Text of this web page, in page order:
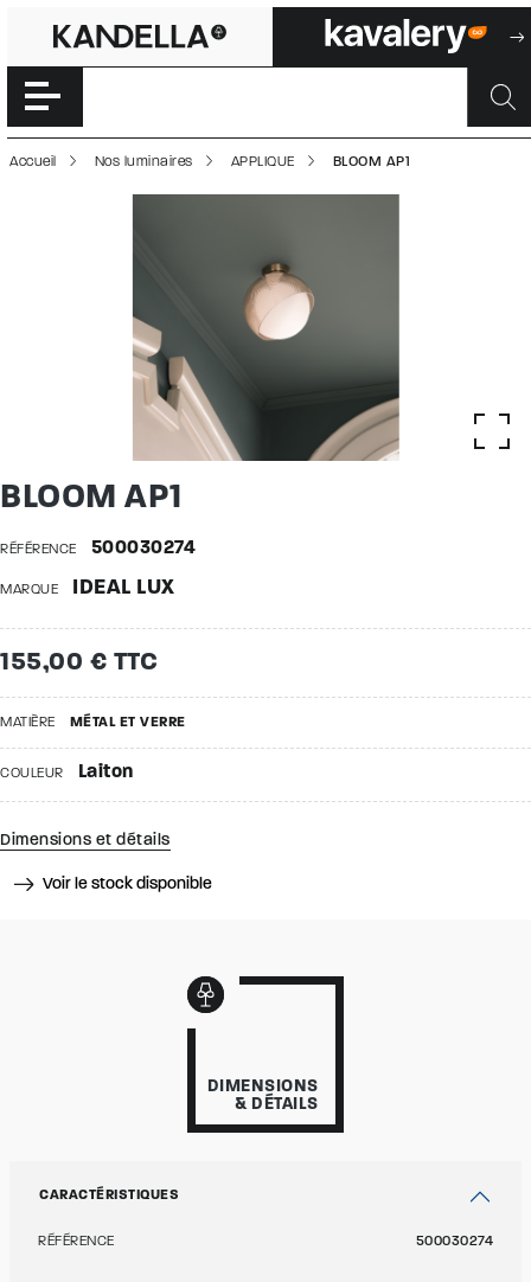
BLOOM AP1 |
Accéder directement au contenu de la page
Accueil Nos luminaires APPLIQUE BLOOM AP1
BLOOM AP1
RÉFÉRENCE 500030274
MARQUE IDEAL LUX
155,00 € TTC
MATIÈRE MÉTAL ET VERRE
COULEUR Laiton
Dimensions et détails
Voir le stock disponible
DIMENSIONS
& DÉTAILS
CARACTÉRISTIQUES
RÉFÉRENCE 500030274